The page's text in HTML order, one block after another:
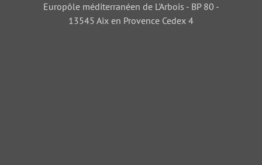
Europôle méditerranéen de L'Arbois - BP 80 -
13545 Aix en Provence Cedex 4